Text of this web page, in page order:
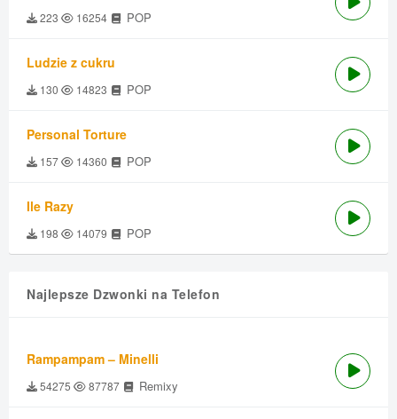
223 16254 POP
Ludzie z cukru
130 14823 POP
Personal Torture
157 14360 POP
Ile Razy
198 14079 POP
Najlepsze Dzwonki na Telefon
Rampampam – Minelli
54275 87787 Remixy